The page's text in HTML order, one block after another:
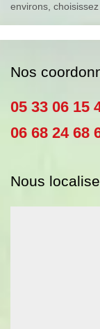
environs,
Nos
05 33 06 15
06 68 24 68
Nous